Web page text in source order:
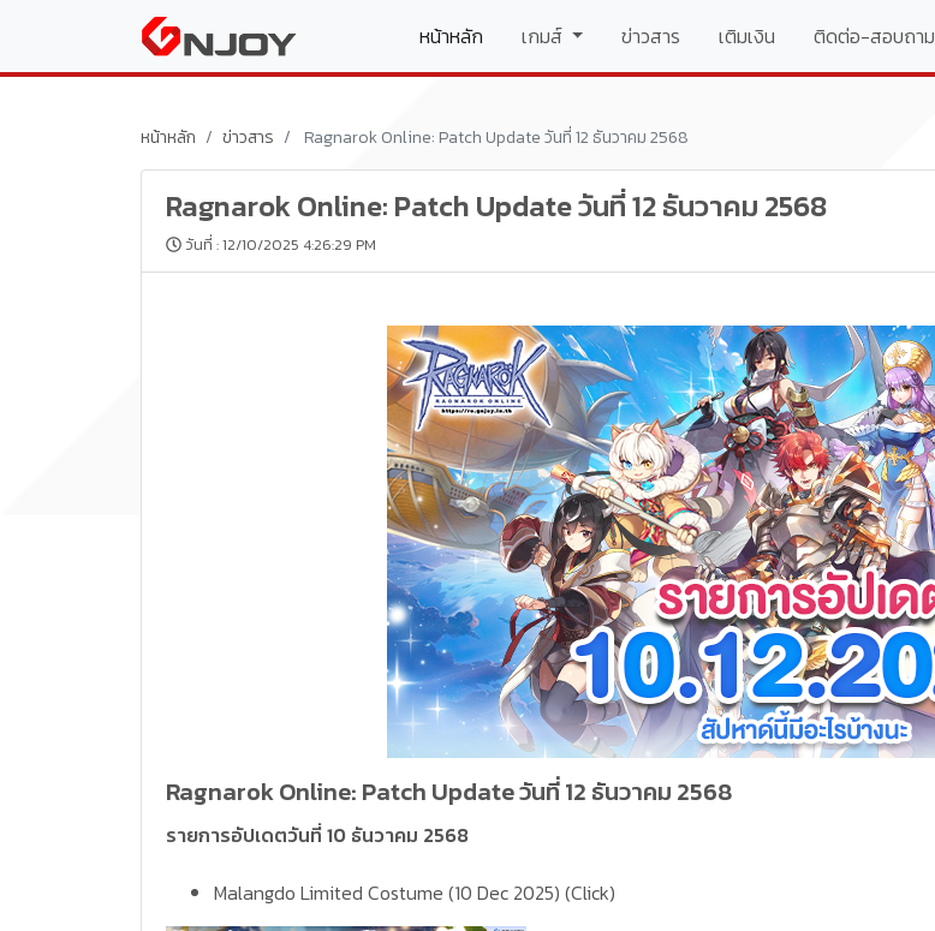
หน้าหลัก(current)
เกมส์ ข่าวสาร เติมเงิน ติดต่อ-สอบถาม
หน้าหลัก ข่าวสาร Ragnarok Online: Patch Update วันที่ 12 ธันวาคม 2568
Ragnarok Online: Patch Update วันที่ 12 ธันวาคม 2568
วันที่ : 12/10/2025 4:26:29 PM
Ragnarok Online: Patch Update วันที่ 12 ธันวาคม 2568
รายการอัปเดตวันที่ 10 ธันวาคม 2568
Malangdo Limited Costume (10 Dec 2025) (Click)